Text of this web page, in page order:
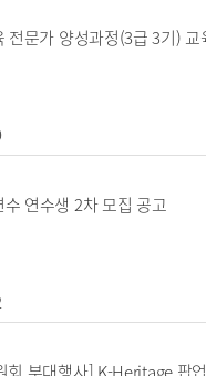
연수생 2차 모집 공고